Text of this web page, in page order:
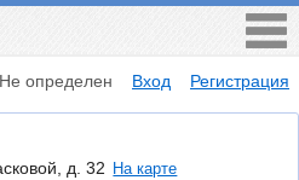
Не определен Вход Регистрация
д. 32 На карте